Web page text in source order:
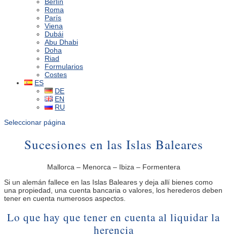
Roma
París
Viena
Dubái
Abu Dhabi
Doha
Riad
Formularios
Costes
ES
DE
EN
RU
Seleccionar página
Sucesiones en las Islas Baleares
Mallorca – Menorca – Ibiza – Formentera
Si un alemán fallece en las Islas Baleares y deja allí bienes como
una propiedad, una cuenta bancaria o valores, los herederos deben
tener en cuenta numerosos aspectos.
Lo que hay que tener en cuenta al liquidar la
herencia